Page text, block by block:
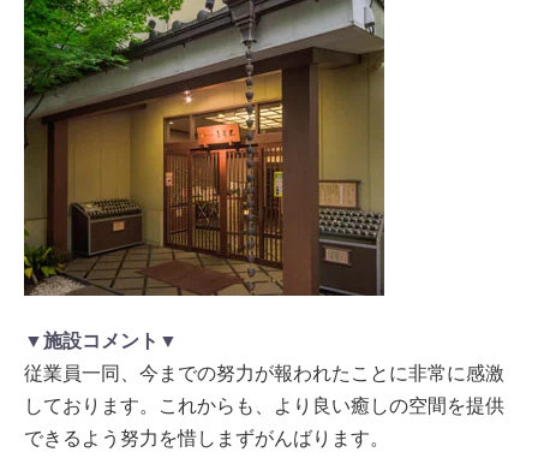
▼施設コメント▼
従業員一同、今までの努力が報われたことに非常に感激
しております。これからも、より良い癒しの空間を提供
できるよう努力を惜しまずがんばります。